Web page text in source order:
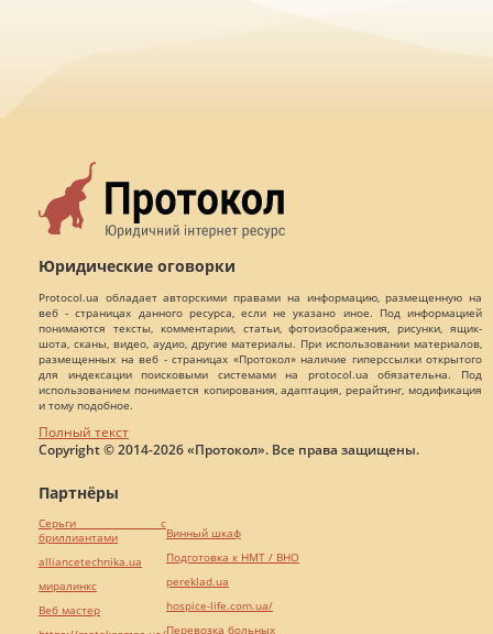
Юридические оговорки
Protocol.ua обладает авторскими правами на информацию, размещенную на
веб - страницах данного ресурса, если не указано иное. Под информацией
понимаются тексты, комментарии, статьи, фотоизображения, рисунки, ящик-
шота, сканы, видео, аудио, другие материалы. При использовании материалов,
размещенных на веб - страницах «Протокол» наличие гиперссылки открытого
для индексации поисковыми системами на protocol.ua обязательна. Под
использованием понимается копирования, адаптация, рерайтинг, модификация
и тому подобное.
Полный текст
Copyright © 2014-2026 «Протокол». Все права защищены.
Партнёры
Серьги с
бриллиантами
alliancetechnika.ua
миралинкс
Веб мастер
Винный шкаф
Подготовка к НМТ / ВНО
pereklad.ua
hospice-life.com.ua/
Перевозка больных